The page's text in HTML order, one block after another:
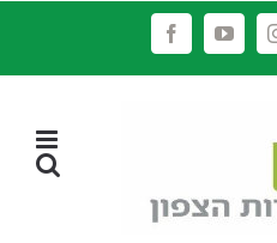
YouTube
Facebook